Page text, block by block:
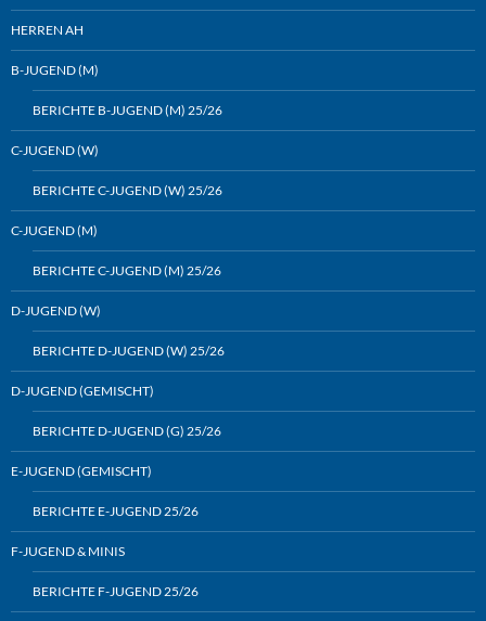
HERREN AH
B-JUGEND (M)
BERICHTE B-JUGEND (M) 25/26
C-JUGEND (W)
BERICHTE C-JUGEND (W) 25/26
C-JUGEND (M)
BERICHTE C-JUGEND (M) 25/26
D-JUGEND (W)
BERICHTE D-JUGEND (W) 25/26
D-JUGEND (GEMISCHT)
BERICHTE D-JUGEND (G) 25/26
E-JUGEND (GEMISCHT)
BERICHTE E-JUGEND 25/26
F-JUGEND & MINIS
BERICHTE F-JUGEND 25/26